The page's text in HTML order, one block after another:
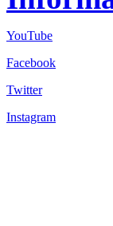
YouTube
Facebook
Twitter
Instagram